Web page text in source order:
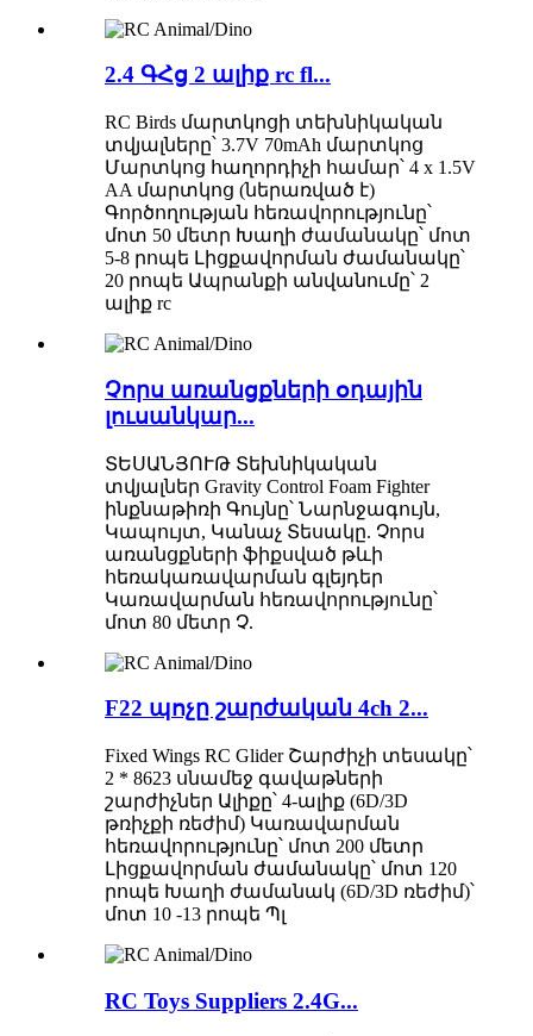
2.4 ԳՀց 2 ալիք rc fl...
RC Birds մարտկոցի տեխնիկական
տվյալները՝ 3.7V 70mAh մարտկոց
Մարտկոց հաղորդիչի համար՝ 4 x 1.5V
AA մարտկոց (ներառված է)
Գործողության հեռավորությունը՝
մոտ 50 մետր Խաղի ժամանակը՝ մոտ
5-8 րոպե Լիցքավորման ժամանակը՝
20 րոպե Ապրանքի անվանումը՝ 2
ալիք rc
Չորս առանցքների օդային
լուսանկար...
ՏԵՍԱՆՅՈՒԹ Տեխնիկական
տվյալներ Gravity Control Foam Fighter
ինքնաթիռի Գույնը՝ Նարնջագույն,
Կապույտ, Կանաչ Տեսակը. Չորս
առանցքների ֆիքսված թևի
հեռակառավարման գլեյդեր
Կառավարման հեռավորությունը՝
մոտ 80 մետր Չ.
F22 պոչը շարժական 4ch 2...
Fixed Wings RC Glider Շարժիչի տեսակը՝
2 * 8623 սնամեջ գավաթների
շարժիչներ Ալիքը՝ 4-ալիք (6D/3D
թռիչքի ռեժիմ) Կառավարման
հեռավորությունը՝ մոտ 200 մետր
Լիցքավորման ժամանակը՝ մոտ 120
րոպե Խաղի ժամանակ (6D/3D ռեժիմ)՝
մոտ 10 -13 րոպե Պլ
RC Toys Suppliers 2.4G...